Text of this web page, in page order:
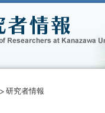
研究者情報